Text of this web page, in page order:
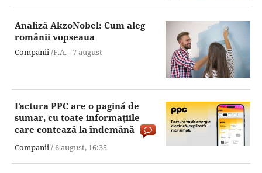
Analiză AkzoNobel: Cum aleg
românii vopseaua
Companii/F.A. -7 august
Factura PPC are o pagină de
sumar, cu toate informaţiile
care contează la îndemână
Companii/6 august, 16:35